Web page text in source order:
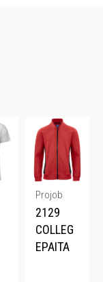
Projob
2129
COLLEG
EPAITA